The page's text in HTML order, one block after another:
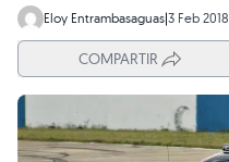
Eloy Entrambasaguas|3 Feb 2018
COMPARTIR